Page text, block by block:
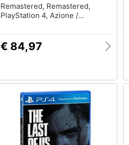
Remastered, Remastered,
PlayStation 4, Azione /
€ 84,97